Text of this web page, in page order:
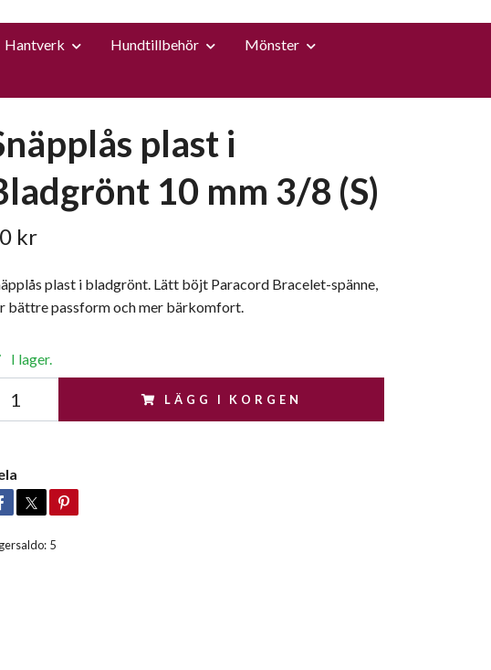
Hantverk Hundtillbehör
Mönster
plast i
10 mm 3/8 (S)
kr
plast i bladgrönt. Lätt böjt Paracord Bracelet-spänne,
bättre passform och mer bärkomfort.
I lager.
LÄGG I KORGEN
5